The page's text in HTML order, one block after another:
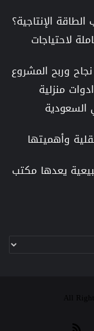
الإنتاجية؟
لاحتياجات
وربح المشروع
منزلية
وأهميتها
يعدها مكتب